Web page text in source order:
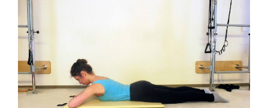
een
oefening?”